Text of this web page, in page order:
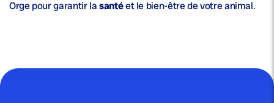
Orge pour garantir lasantéet le bien-être de votre animal.